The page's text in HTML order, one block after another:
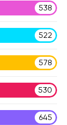
538
522
578
530
645